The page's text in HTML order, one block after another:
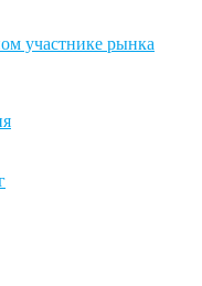
участнике рынка